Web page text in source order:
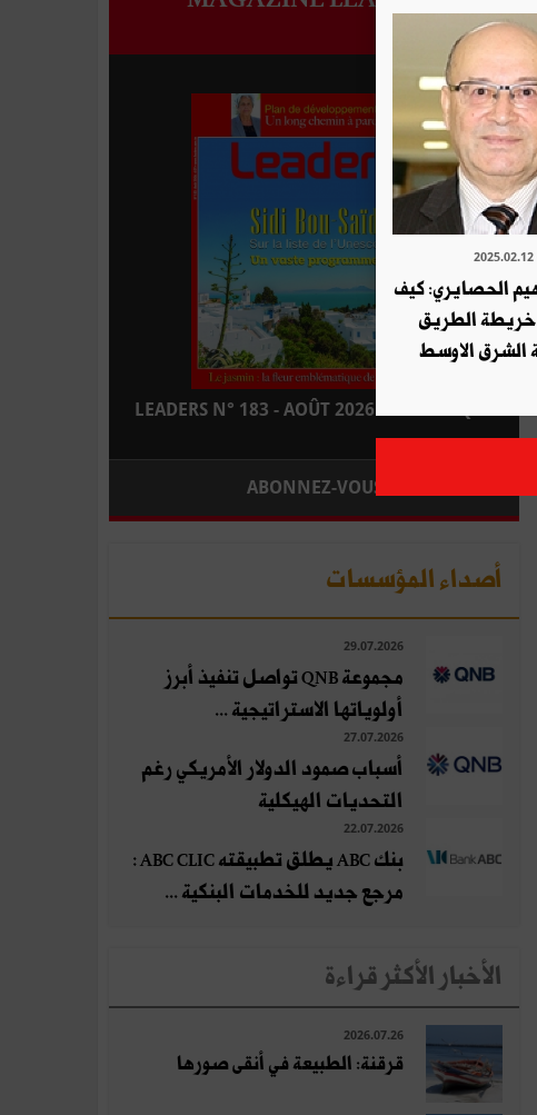
LEADERS N° 183 - AOÛT 2026 : EN KIOSQUE
ABONNEZ-VOUS
أصداء المؤسسات
29.07.2026
مجموعة QNB تواصل تنفيذ أبرز
أولوياتها الاستراتيجية ...
27.07.2026
أسباب صمود الدولار الأمريكي رغم
التحديات الهيكلية
22.07.2026
بنك ABC يطلق تطبيقته ABC CLIC :
مرجع جديد للخدمات البنكية ...
الأخبار الأكثر قراءة
2026.07.26
قرقنة: الطبيعة في أنقى صورها
الحصايري: كيف
خريطة الطريق
الشرق الاوسط